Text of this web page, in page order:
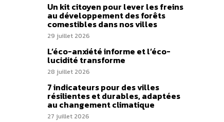
Un kit citoyen pour lever les freins
au développement des forêts
comestibles dans nos villes
29 juillet 2026
L’éco-anxiété informe et l’éco-
lucidité transforme
28 juillet 2026
7 indicateurs pour des villes
résilientes et durables, adaptées
au changement climatique
27 juillet 2026